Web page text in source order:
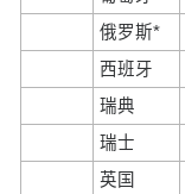
俄罗斯*
西班牙
瑞典
瑞士
英国